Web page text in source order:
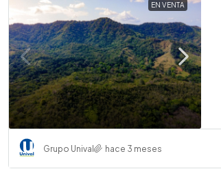
EN VENTA
Grupo Unival hace 3 meses